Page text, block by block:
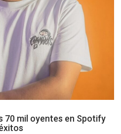
70 mil oyentes en Spotify